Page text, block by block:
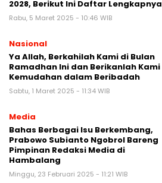
2028, Berikut Ini Daftar Lengkapnya
Rabu, 5 Maret 2025 - 10:46 WIB
Nasional
Ya Allah, Berkahilah Kami di Bulan
Ramadhan Ini dan Berikanlah Kami
Kemudahan dalam Beribadah
Sabtu, 1 Maret 2025 - 11:34 WIB
Media
Bahas Berbagai Isu Berkembang,
Prabowo Subianto Ngobrol Bareng
Pimpinan Redaksi Media di
Hambalang
Minggu, 23 Februari 2025 - 11:21 WIB